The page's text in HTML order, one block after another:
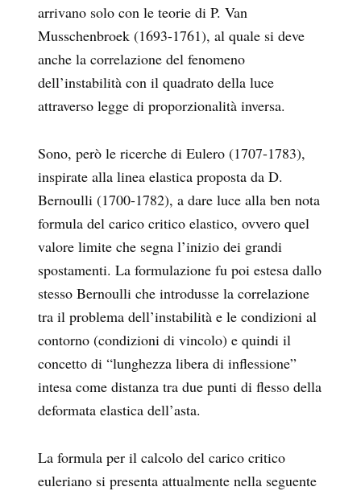
arrivano solo con le teorie di P. Van
Musschenbroek (1693-1761), al quale si deve
anche la correlazione del fenomeno
dell’instabilità con il quadrato della luce
attraverso legge di proporzionalità inversa.
Sono, però le ricerche di Eulero (1707-1783),
inspirate alla linea elastica proposta da D.
Bernoulli (1700-1782), a dare luce alla ben nota
formula del carico critico elastico, ovvero quel
valore limite che segna l’inizio dei grandi
spostamenti. La formulazione fu poi estesa dallo
stesso Bernoulli che introdusse la correlazione
tra il problema dell’instabilità e le condizioni al
contorno (condizioni di vincolo) e quindi il
concetto di “lunghezza libera di inflessione”
intesa come distanza tra due punti di flesso della
deformata elastica dell’asta.
La formula per il calcolo del carico critico
euleriano si presenta attualmente nella seguente